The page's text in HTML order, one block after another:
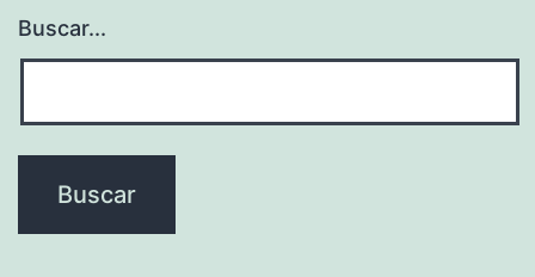
Buscar...